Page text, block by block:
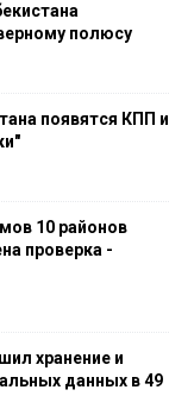
полюсу
появятся КПП и
10 районов
проверка -
хранение и
данных в 49